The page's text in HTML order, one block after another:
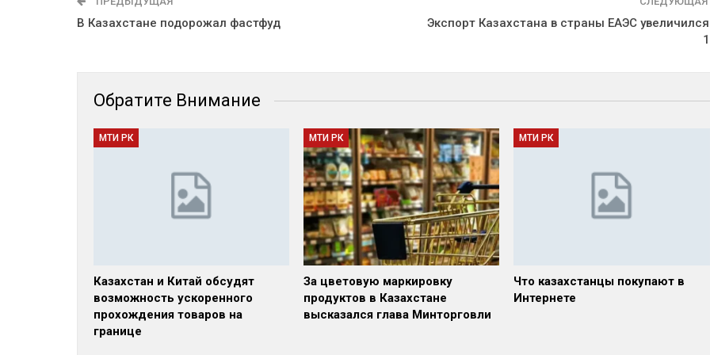
В Казахстане подорожал фастфуд
Экспорт Казахстана в страны ЕАЭС
Обратите Внимание
МТИ РК
Казахстан и Китай обсудят
возможность ускоренного
прохождения товаров на
границе
МТИ РК
За цветовую маркировку
продуктов в Казахстане
высказался глава Минторговли
МТИ РК
Что казахстанцы покупают в
Интернете